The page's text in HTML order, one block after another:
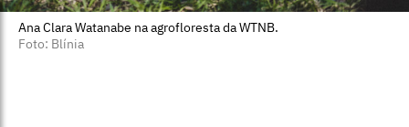
Ana Clara Watanabe na agrofloresta da WTNB.
Foto: Blínia